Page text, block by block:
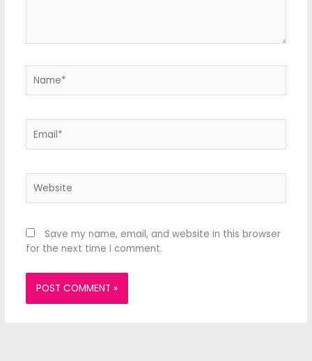
Save my name, email, and website in this browser
for the next time I comment.